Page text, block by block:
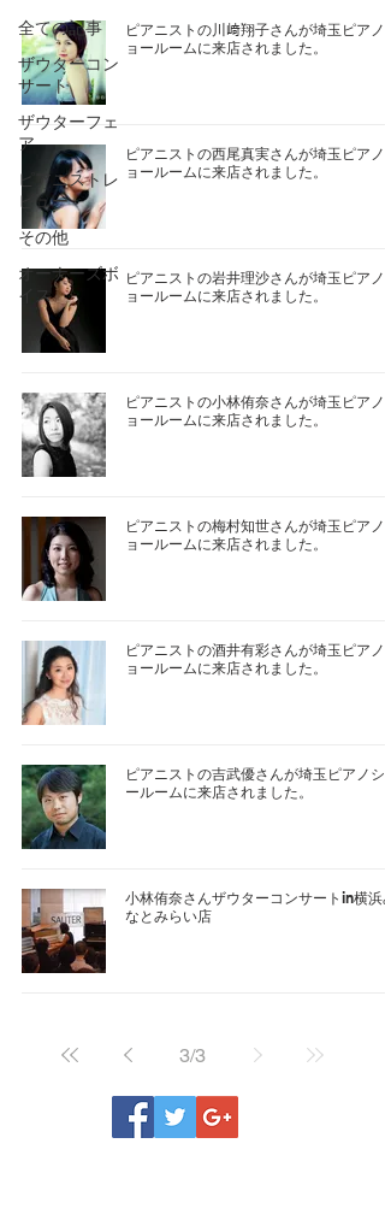
全ての記事
ザウターコン
サート
ザウターフェ
ア
ピアニストレ
ビュー
その他
オーナーズボ
イス
ピアニストの川﨑翔子さんが埼玉ピアノ
ョールームに来店されました。
ピアニストの西尾真実さんが埼玉ピアノ
ョールームに来店されました。
ピアニストの岩井理沙さんが埼玉ピアノ
ョールームに来店されました。
ピアニストの小林侑奈さんが埼玉ピアノ
ョールームに来店されました。
ピアニストの梅村知世さんが埼玉ピアノ
ョールームに来店されました。
ピアニストの酒井有彩さんが埼玉ピアノ
ョールームに来店されました。
ピアニストの吉武優さんが埼玉ピアノシ
ールームに来店されました。
小林侑奈さんザウターコンサートin横浜
なとみらい店
3/3